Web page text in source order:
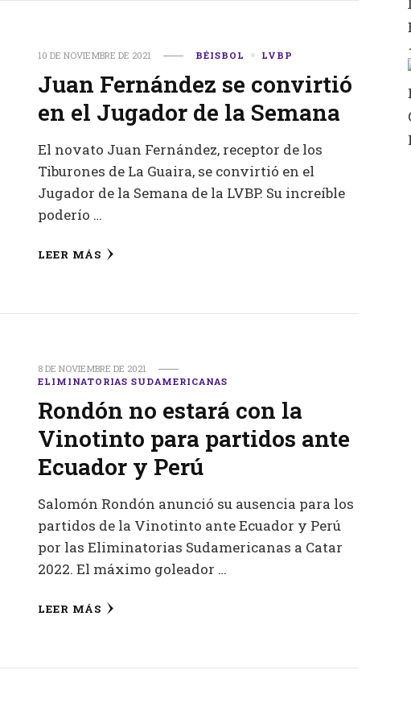
10 DE NOVIEMBRE DE 2021 BÉISBOL LVBP
Juan Fernández se convirtió
en el Jugador de la Semana
El novato Juan Fernández, receptor de los
Tiburones de La Guaira, se convirtió en el
Jugador de la Semana de la LVBP. Su increíble
poderío …
LEER MÁS
8 DE NOVIEMBRE DE 2021
ELIMINATORIAS SUDAMERICANAS
Rondón no estará con la
Vinotinto para partidos ante
Ecuador y Perú
Salomón Rondón anunció su ausencia para los
partidos de la Vinotinto ante Ecuador y Perú
por las Eliminatorias Sudamericanas a Catar
2022. El máximo goleador …
LEER MÁS